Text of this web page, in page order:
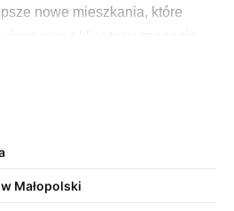
nowe mieszkania, które
przy poszukiwaniu mieszkania
w Dębicy – rośnie
Małopolski